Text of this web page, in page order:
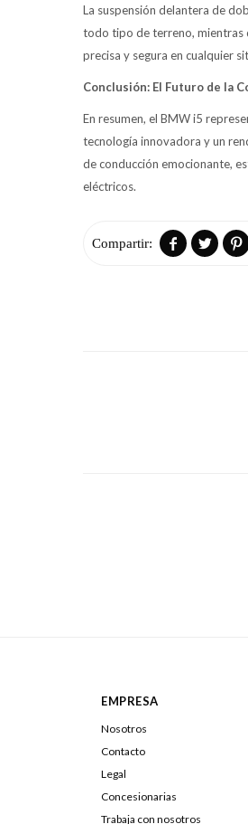
La suspensión delantera de
todo tipo de terreno, mientras
precisa y segura en cualquier
Conclusión: El Futuro de la
En resumen, el BMW i5
tecnología innovadora y un
de conducción emocionante,
eléctricos.
  
EMPRESA
Nosotros
Contacto
Legal
Concesionarias
Trabaja con nosotros